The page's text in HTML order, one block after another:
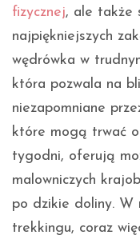
fizycznej, ale także
najpiękniejszych
wędrówka w
która pozwala na
niezapomniane
które mogą trwać
tygodni, oferują
malowniczych
po dzikie doliny. W
trekkingu, coraz